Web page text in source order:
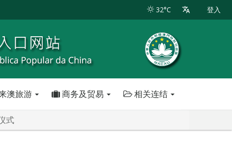
32°C 登入
澳旅游 商务及贸易 相关连结
式